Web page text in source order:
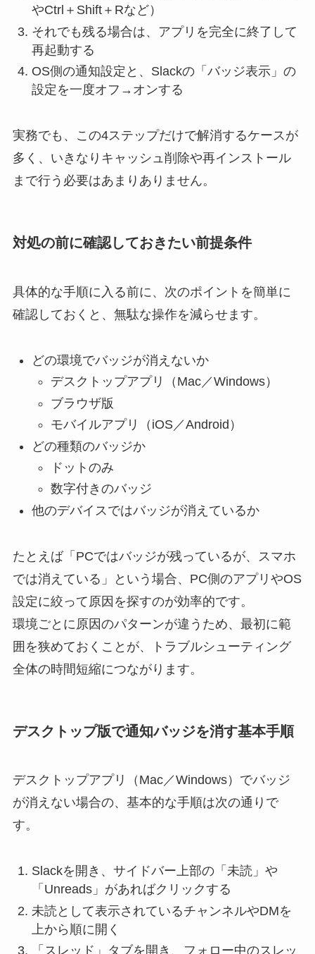
やCtrl＋Shift＋Rなど）
それでも残る場合は、アプリを完全に終了して
再起動する
OS側の通知設定と、Slackの「バッジ表示」の
設定を一度オフ→オンする
実務でも、この4ステップだけで解消するケースが
多く、いきなりキャッシュ削除や再インストール
まで行う必要はあまりありません。
対処の前に確認しておきたい前提条件
具体的な手順に入る前に、次のポイントを簡単に
確認しておくと、無駄な操作を減らせます。
どの環境でバッジが消えないか
デスクトップアプリ（Mac／Windows）
ブラウザ版
モバイルアプリ（iOS／Android）
どの種類のバッジか
ドットのみ
数字付きのバッジ
他のデバイスではバッジが消えているか
たとえば「PCではバッジが残っているが、スマホ
では消えている」という場合、PC側のアプリやOS
設定に絞って原因を探すのが効率的です。
環境ごとに原因のパターンが違うため、最初に範
囲を狭めておくことが、トラブルシューティング
全体の時間短縮につながります。
デスクトップ版で通知バッジを消す基本手順
デスクトップアプリ（Mac／Windows）でバッジ
が消えない場合の、基本的な手順は次の通りで
す。
Slackを開き、サイドバー上部の「未読」や
「Unreads」があればクリックする
未読として表示されているチャンネルやDMを
上から順に開く
「スレッド」タブを開き、フォロー中のスレッ